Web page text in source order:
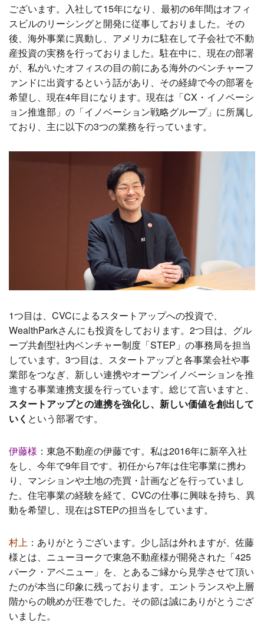
ございます。入社して15年になり、最初の6年間はオフィ
スビルのリーシングと開発に従事しておりました。その
後、海外事業に異動し、アメリカに駐在して子会社で不動
産投資の実務を行っておりました。駐在中に、現在の部署
が、私がいたオフィスの目の前にある海外のベンチャーフ
ァンドに出資するという話があり、その経緯で今の部署を
希望し、現在4年目になります。 現在は「CX・イノベーシ
ョン推進部」の「イノベーション戦略グループ」に所属し
ており、主に以下の3つの業務を行っています。
1つ目は、CVCによるスタートアップへの投資で、
WealthParkさんにも投資をしております。 2つ目は、グル
ープ共創型社内ベンチャー制度「STEP」の事務局を担当
しています。 3つ目は、スタートアップと各事業会社や事
業部をつなぎ、新しい連携やオープンイノベーションを推
進する事業連携支援を行っています。 総じて言いますと、
スタートアップとの連携を強化し、新しい価値を創出して
いく という部署です。
伊藤様 ： 東急不動産の伊藤です。私は2016年に新卒入社
をし、今年で9年目です。初任から7年は住宅事業に携わ
り、マンションや土地の売買・計画などを行っていまし
た。住宅事業の経験を経て、CVCの仕事に興味を持ち、異
動を希望し、現在はSTEPの担当をしています。
村上 ： ありがとうございます。少し話は外れますが、佐藤
様とは、ニューヨークで東急不動産様が開発された「425
パーク・アベニュー」を、とあるご縁から見学させて頂い
たのが本当に印象に残っております。エントランスや上層
階からの眺めが圧巻でした。その節は誠にありがとうござ
いました。